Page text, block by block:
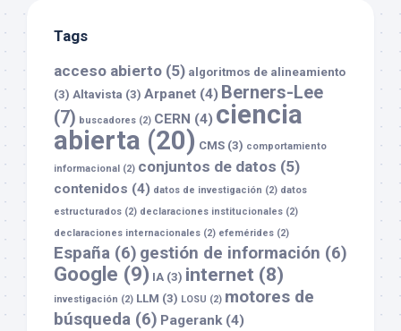
Tags
acceso abierto (5) algoritmos de alineamiento
(3) Altavista (3) Arpanet (4) Berners-Lee
(7) buscadores (2) CERN (4) ciencia
abierta (20) CMS (3) comportamiento
informacional (2) conjuntos de datos (5)
contenidos (4) datos de investigación (2) datos
estructurados (2) declaraciones institucionales (2)
declaraciones internacionales (2) efemérides (2)
España (6) gestión de información (6)
Google (9) IA (3) internet (8)
investigación (2) LLM (3) LOSU (2) motores de
búsqueda (6) Pagerank(4)